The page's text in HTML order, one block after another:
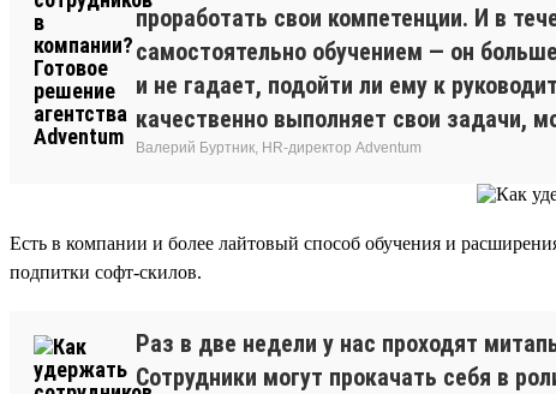
проработать свои компетенции. И в
самостоятельно обучением — он
и не гадает, подойти ли ему к
качественно выполняет свои задачи,
Валерий Буртник, HR-директор Adventum
Есть в компании и более лайтовый способ обучения и
подпитки софт-скилов.
Раз в две недели у нас проходят
Сотрудники могут прокачать себя в